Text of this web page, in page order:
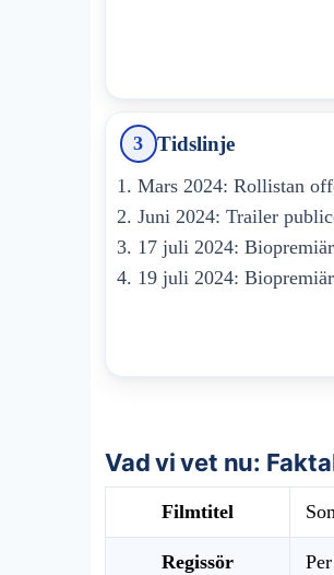
3 Tidslinje
Mars 2024: Rollistan
Juni 2024: Trailer
17 juli 2024:
19 juli 2024:
Vad vi vet nu:
Filmtitel
Regissör